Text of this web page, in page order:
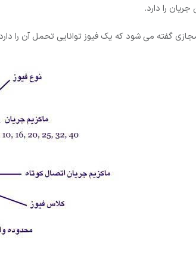
را دارد.
گفته می شود که یک فیوز توانایی تحمل آن را